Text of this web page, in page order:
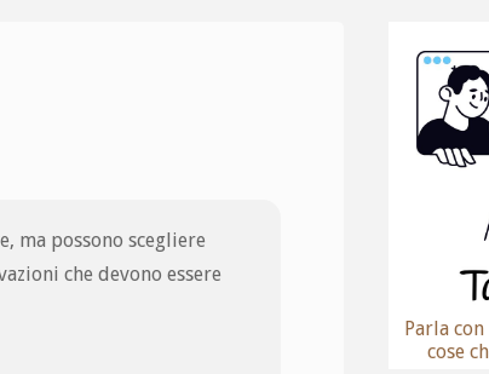
ma possono scegliere
che devono essere
Parla
cose